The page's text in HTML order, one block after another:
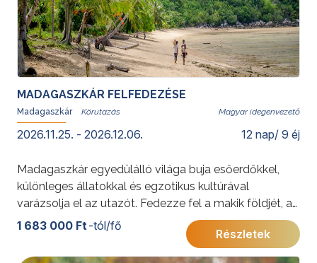
MADAGASZKÁR FELFEDEZÉSE
Madagaszkár Magyar idegenvezető
2026.11.25. - 2026.12.06. 12 nap/ 9 éj
Madagaszkár egyedülálló világa buja esőerdőkkel,
különleges állatokkal és egzotikus kultúrával
varázsolja el az utazót. Fedezze fel a makik földjét, a
rizsföldek látványát és a trópusi tengerpartok
nyugalmát egy felejthetetlen kaland során!
További érdekességekért Madagaszkárról kattintson
1 683 000 Ft -tól/fő
Részletek